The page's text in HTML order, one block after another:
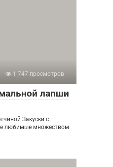
1 747 просмотров
лапши
Закуски с
любимые множеством